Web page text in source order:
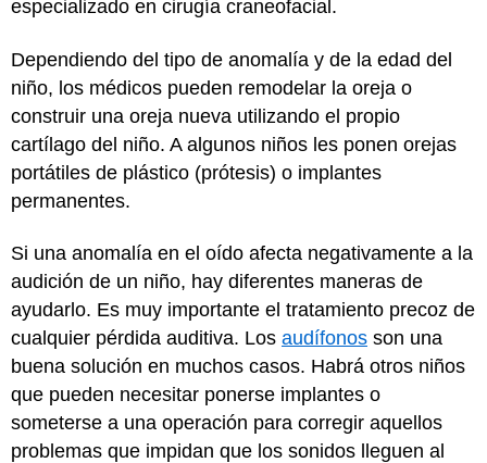
especializado en cirugía craneofacial.
Dependiendo del tipo de anomalía y de la edad del
niño, los médicos pueden remodelar la oreja o
construir una oreja nueva utilizando el propio
cartílago del niño. A algunos niños les ponen orejas
portátiles de plástico (prótesis) o implantes
permanentes.
Si una anomalía en el oído afecta negativamente a la
audición de un niño, hay diferentes maneras de
ayudarlo. Es muy importante el tratamiento precoz de
cualquier pérdida auditiva. Los audífonos son una
buena solución en muchos casos. Habrá otros niños
que pueden necesitar ponerse implantes o
someterse a una operación para corregir aquellos
problemas que impidan que los sonidos lleguen al